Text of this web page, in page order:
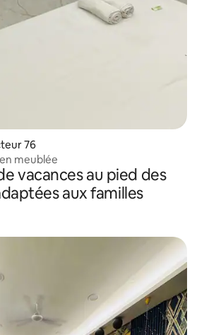
76
meublée
vacances au pied des
aux familles